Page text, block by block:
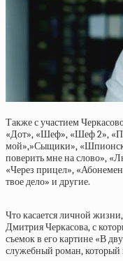
Также с участием
«Дот», «Шеф», «Шеф 2»,
мой»,»Сыщики»,
поверить мне на слово»,
«Через прицел»,
твое дело» и другие.
Что касается личной
Дмитрия Черкасова, с
съемок в его картине «В
служебный роман, который